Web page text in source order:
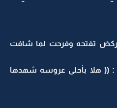
تفتحه وفرحت لما شافت
: (( هلا بأحلى عروسه شهدها